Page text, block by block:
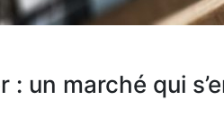
: un marché qui